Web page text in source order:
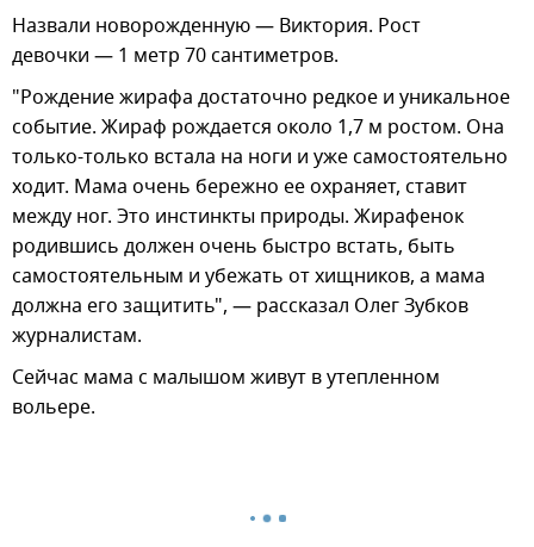
Назвали новорожденную — Виктория. Рост
девочки — 1 метр 70 сантиметров.
"Рождение жирафа достаточно редкое и уникальное
событие. Жираф рождается около 1,7 м ростом. Она
только-только встала на ноги и уже самостоятельно
ходит. Мама очень бережно ее охраняет, ставит
между ног. Это инстинкты природы. Жирафенок
родившись должен очень быстро встать, быть
самостоятельным и убежать от хищников, а мама
должна его защитить", — рассказал Олег Зубков
журналистам.
Сейчас мама с малышом живут в утепленном
вольере.